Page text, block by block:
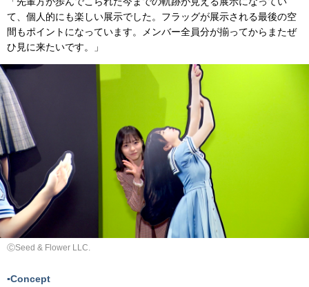
て、個人的にも楽しい展示でした。フラッグが展示される最後の空
間もポイントになっています。メンバー全員分が揃ってからまたぜ
ひ見に来たいです。」
ⒸSeed & Flower LLC.
▪️Concept